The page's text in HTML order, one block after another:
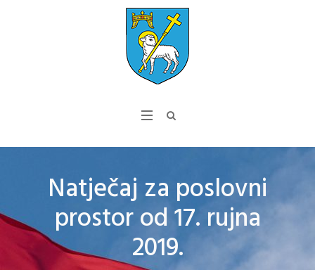
Natječaj za poslovni
prostor od 17. rujna
2019.